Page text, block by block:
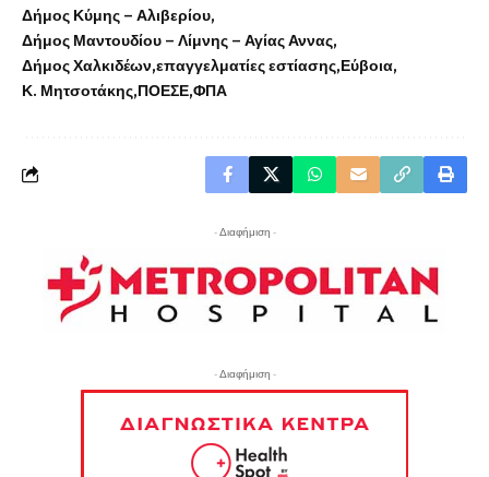
Δήμος Κύμης – Αλιβερίου
Δήμος Μαντουδίου – Λίμνης – Αγίας Αννας
Δήμος Χαλκιδέων επαγγελματίες εστίασης Εύβοια
Κ. Μητσοτάκης ΠΟΕΣΕ ΦΠΑ
- Διαφήμιση -
- Διαφήμιση -